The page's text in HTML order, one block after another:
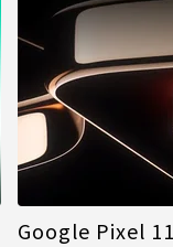
Google Pixel